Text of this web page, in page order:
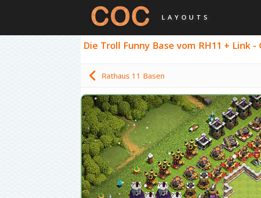
LAYOUTS
Die Troll Funny Base vom RH11 + Link
Rathaus 11 Basen